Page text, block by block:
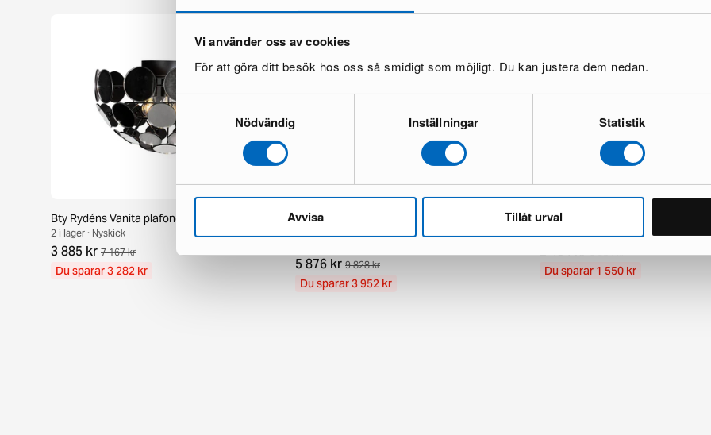
Vi använder oss av cookies
För att göra ditt besök hos oss så smidigt som möjligt. Du kan justera dem nedan.
Samtyckesval
Nödvändig Inställningar Statistik
Avvisa Tillåt urval
Bty Rydéns Vanita plafond ø 50 cm svart
2 i lager · Nyskick
3 885 kr 7 167 kr
Du sparar 3 282 kr
By Rydens Gross Grande pendellampa ø 62
5 876 kr 9 828 kr
Du sparar 3 952 kr
By Rydéns Puls golvlampa vit
1 i lager · Nyskick
2 434 kr 3 984 kr
Du sparar 1 550 kr